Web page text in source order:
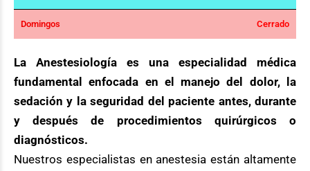
Domingos Cerrado
La Anestesiología es una especialidad médica
fundamental enfocada en el manejo del dolor, la
sedación y la seguridad del paciente antes, durante
y después de procedimientos quirúrgicos o
diagnósticos.
Nuestros especialistas en anestesia están altamente